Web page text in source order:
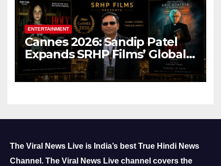
ENTERTAINMENT
Cannes 2026: Sandip Patel
Expands SRHP Films’ Global
Reach
The Viral News Live is India’s best True Hindi News
Channel. The Viral News Live channel covers the